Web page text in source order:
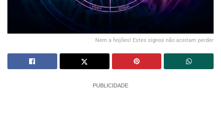
Nem a feijões! Estes signos não aceitam perder
PUBLICIDADE